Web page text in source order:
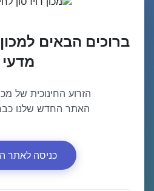
ברוכים הבאים למכון
מדעי
הזרוע החינוכית של
האתר החדש שלנו
כניסה לאתר